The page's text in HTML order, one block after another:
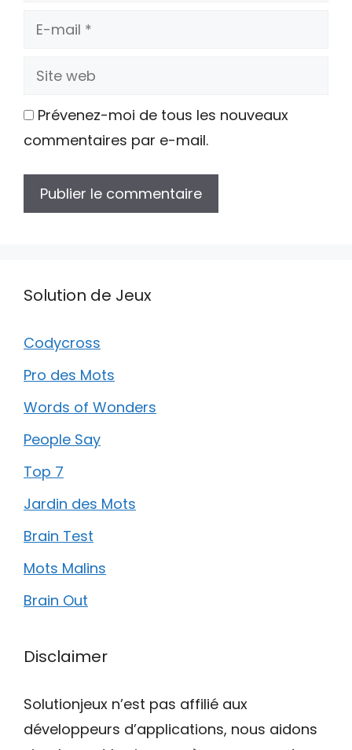
E-
Site
Prévenez-moi de tous les nouveaux
commentaires par e-mail.
Solution de Jeux
Codycross
Pro des Mots
Words of Wonders
People Say
Top 7
Jardin des Mots
Brain Test
Mots Malins
Brain Out
Disclaimer
Solutionjeux n’est pas affilié aux
développeurs d’applications, nous aidons